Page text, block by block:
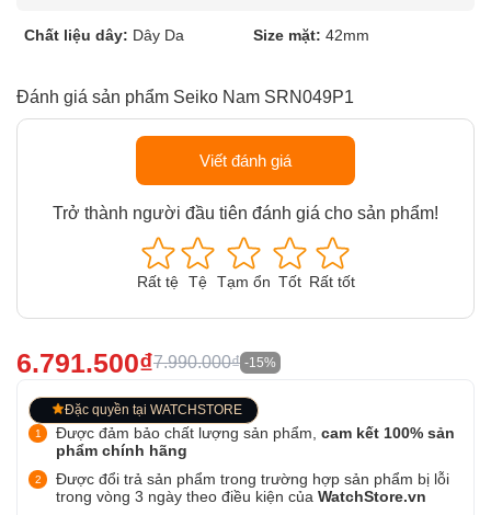
Chất liệu dây: Dây Da Size mặt: 42mm
Đánh giá sản phẩm Seiko Nam SRN049P1
Viết đánh giá
Trở thành người đầu tiên đánh giá cho sản phẩm!
Rất tệ Tệ Tạm ổn Tốt Rất tốt
6.791.500₫7.990.000₫ -15%
Đặc quyền tại WATCHSTORE
Được đảm bảo chất lượng sản phẩm, cam kết 100% sản
phẩm chính hãng
Được đổi trả sản phẩm trong trường hợp sản phẩm bị lỗi
trong vòng 3 ngày theo điều kiện của WatchStore.vn